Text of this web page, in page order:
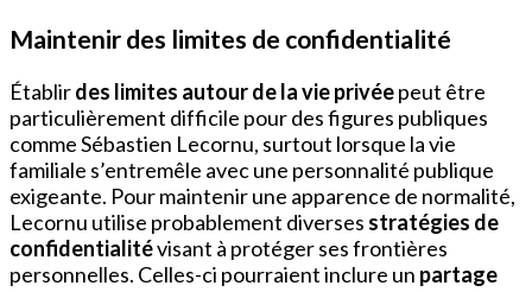
Maintenir des limites de confidentialité
Établirdes limites autour de la vie privéepeut être
particulièrement difficile pour des figures publiques
comme Sébastien Lecornu, surtout lorsque la vie
familiale s’entremêle avec une personnalité publique
exigeante. Pour maintenir une apparence de normalité,
Lecornu utilise probablement diverses stratégies de
confidentialitévisant à protéger ses frontières
personnelles. Celles-ci pourraient inclure un partage